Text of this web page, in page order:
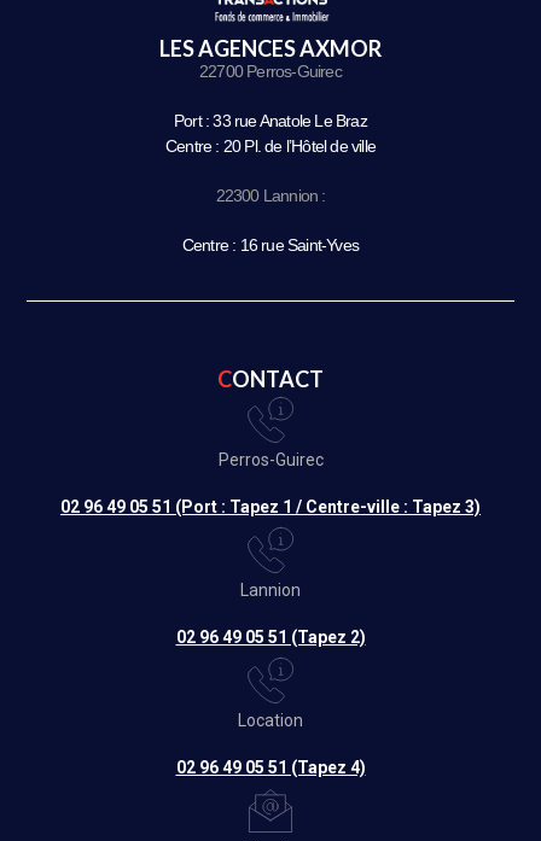
LES AGENCES AXMOR
22700 Perros-Guirec
Port : 33 rue Anatole Le Braz
Centre : 20 Pl. de l’Hôtel de ville
22300 Lannion :
Centre : 16 rue Saint-Yves
CONTACT
Perros-Guirec
02 96 49 05 51 (Port : Tapez 1 / Centre-ville : Tapez 3)
Lannion
02 96 49 05 51 (Tapez 2)
Location
02 96 49 05 51 (Tapez 4)